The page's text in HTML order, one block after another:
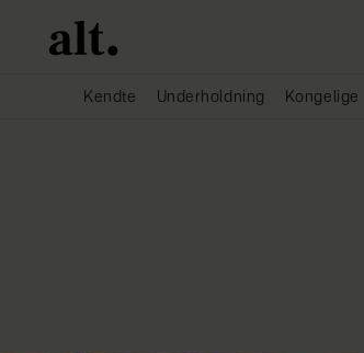
Kendte Underholdning Kongelige